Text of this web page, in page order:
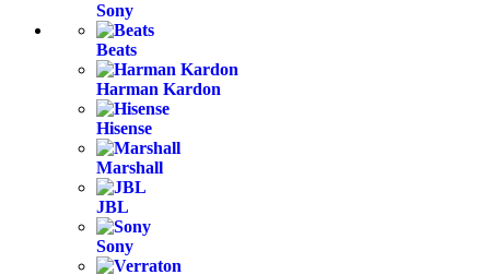
Sony
Beats
Harman Kardon
Hisense
Marshall
JBL
Sony